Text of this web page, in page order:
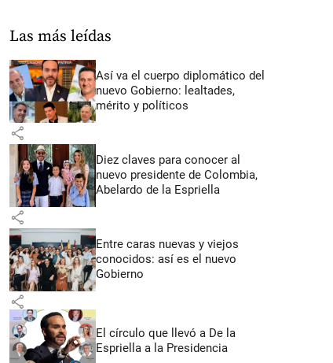
Las más leídas
Así va el cuerpo diplomático del
nuevo Gobierno: lealtades,
mérito y políticos
share
Diez claves para conocer al
nuevo presidente de Colombia,
Abelardo de la Espriella
share
Entre caras nuevas y viejos
conocidos: así es el nuevo
Gobierno
share
El círculo que llevó a De la
Espriella a la Presidencia